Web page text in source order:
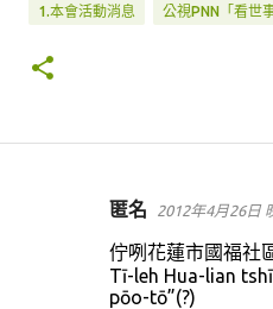
1.本會活動消息 公視PNN「看世
匿名 2012年4月26日
佇咧花蓮市國福社
Tī-leh Hua-lian
pōo-tō”(?)